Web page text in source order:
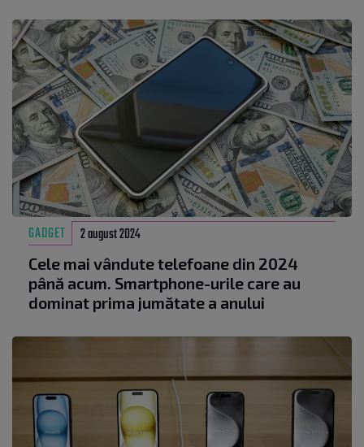
GADGET 2 august 2024
Cele mai vândute telefoane din 2024
până acum. Smartphone-urile care au
dominat prima jumătate a anului